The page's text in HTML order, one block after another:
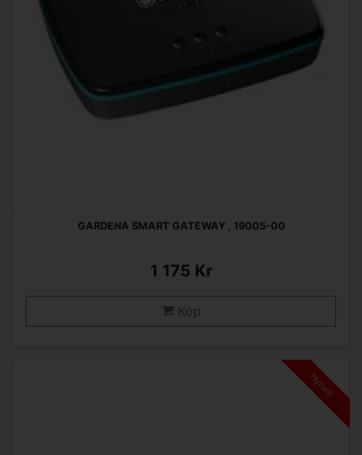
GARDENA SMART GATEWAY , 19005-00
1 175 Kr
Köp
Nyhet!